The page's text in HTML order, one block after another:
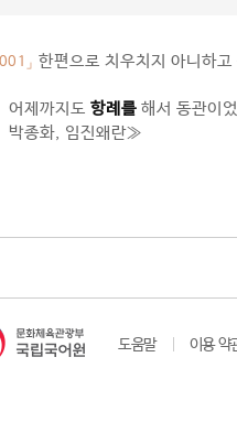
001」 한편으로 치우치지 아니하
어제까지도 항례를 해서 동관이
박종화, 임진왜란≫
도움말 이용 약